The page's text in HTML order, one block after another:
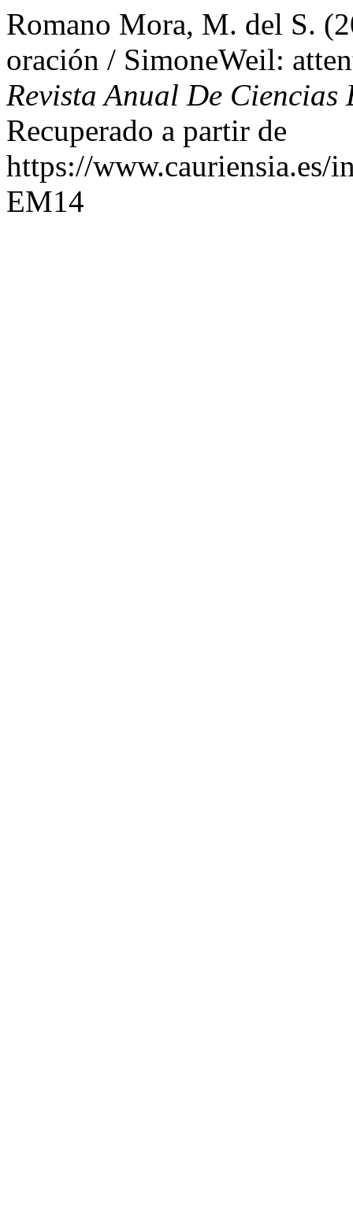
Romano Mora, M. del S.
oración / SimoneWeil:
Revista Anual De Ciencias
Recuperado a partir de
https://www.cauriensia.es/
EM14